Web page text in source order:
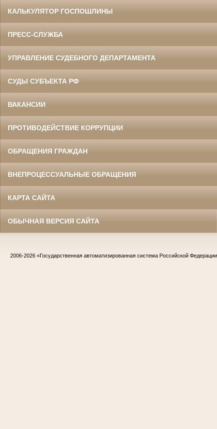
КАЛЬКУЛЯТОР ГОСПОШЛИНЫ
ПРЕСС-СЛУЖБА
УПРАВЛЕНИЕ СУДЕБНОГО ДЕПАРТАМЕНТА
СУДЫ СУБЪЕКТА РФ
ВАКАНСИИ
ПРОТИВОДЕЙСТВИЕ КОРРУПЦИИ
ОБРАЩЕНИЯ ГРАЖДАН
ВНЕПРОЦЕССУАЛЬНЫЕ ОБРАЩЕНИЯ
КАРТА САЙТА
ОБЫЧНАЯ ВЕРСИЯ САЙТА
2006-2026 «Государственная автоматизированная система Российской